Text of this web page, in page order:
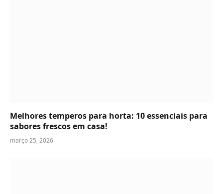
Melhores temperos para horta: 10 essenciais para
sabores frescos em casa!
março 25, 2026